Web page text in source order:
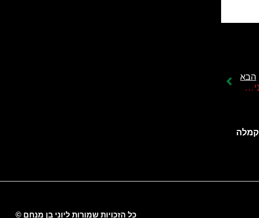
הבא
יחיא סינוואר שחוסל גרם נזק אדיר לפלסטינים ולציר ההתנגדות בראשות איראן
קמלה
כל הזכויות שמורות ליוני בן מנחם ©